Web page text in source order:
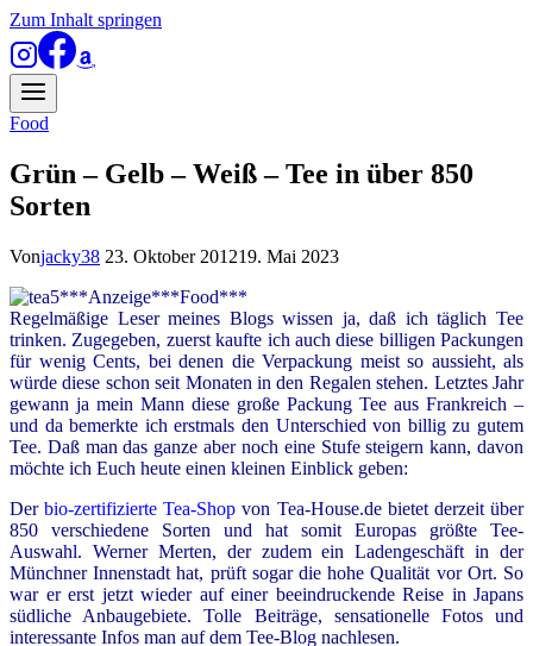
Zum Inhalt springen
Food
Grün – Gelb – Weiß – Tee in über 850
Sorten
Vonjacky38 23. Oktober 201219. Mai 2023
***Anzeige***Food***
Regelmäßige Leser meines Blogs wissen ja, daß ich täglich Tee
trinken. Zugegeben, zuerst kaufte ich auch diese billigen Packungen
für wenig Cents, bei denen die Verpackung meist so aussieht, als
würde diese schon seit Monaten in den Regalen stehen. Letztes Jahr
gewann ja mein Mann diese große Packung Tee aus Frankreich –
und da bemerkte ich erstmals den Unterschied von billig zu gutem
Tee. Daß man das ganze aber noch eine Stufe steigern kann, davon
möchte ich Euch heute einen kleinen Einblick geben:
Derbio-zertifizierte Tea-Shop von Tea-House.de bietet derzeit über
850 verschiedene Sorten und hat somit Europas größte Tee-
Auswahl. Werner Merten, der zudem ein Ladengeschäft in der
Münchner Innenstadt hat, prüft sogar die hohe Qualität vor Ort. So
war er erst jetzt wieder auf einer beeindruckende Reise in Japans
südliche Anbaugebiete. Tolle Beiträge, sensationelle Fotos und
interessante Infos man auf dem Tee-Blog nachlesen.